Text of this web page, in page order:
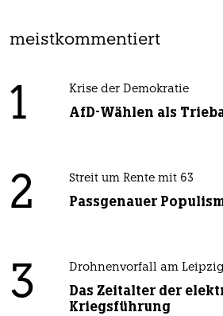
meistkommentiert
1 Krise der Demokratie
AfD-Wählen als
2 Streit um Rente mit 63
Passgenauer
3 Drohnenvorfall am
Das Zeitalter der
Kriegsführung